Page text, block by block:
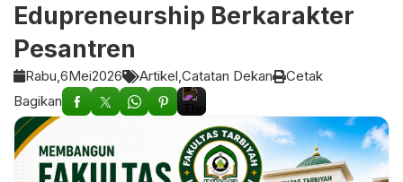
Edupreneurship Berkarakter
Pesantren
Rabu,6Mei2026 Artikel Catatan Dekan
Cetak
Bagikan